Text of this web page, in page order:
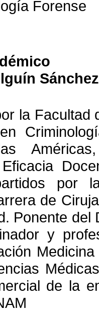
Forense
Sánchez
la Facultad
por
de
Ponente
y
de la